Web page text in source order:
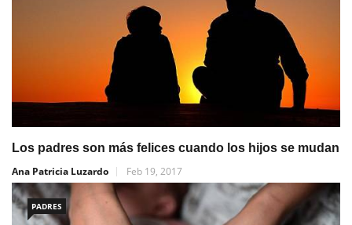
Los padres son más felices cuando los hijos se mudan
Ana Patricia Luzardo
Feb 19, 2017
PADRES